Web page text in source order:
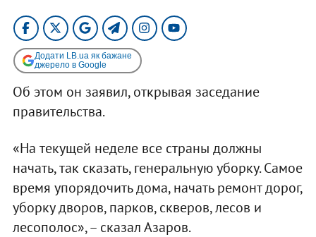
Додати LB.ua як бажане
джерело в Google
Об этом он заявил, открывая заседание
правительства.
«На текущей неделе все страны должны
начать, так сказать, генеральную уборку. Самое
время упорядочить дома, начать ремонт дорог,
уборку дворов, парков, скверов, лесов и
лесополос», – сказал Азаров.